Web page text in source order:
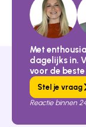
Met
dagelijks in.
voor de beste
Stel je vraag
Reactie binnen